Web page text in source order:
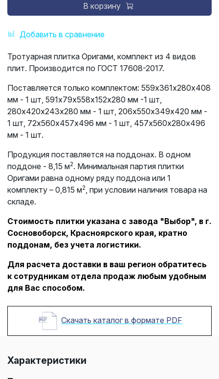
Добавить в сравнение
В корзину
Тротуарная плитка Оригами, комплект из 4 видов
плит. Производится по ГОСТ 17608-2017.
Поставляется только комплектом: 559х361х280х408
мм - 1 шт, 591х79х558х152х280 мм -1 шт,
280х420х243х280 мм - 1 шт, 206х550х349х420 мм -
1 шт, 72х560х457х496 мм - 1 шт, 457х560х280х496
мм - 1 шт.
Продукция поставляется на поддонах. В одном
поддоне - 8,15 м2. Минимальная партия плитки
Оригами равна одному ряду поддона или 1
комплекту – 0,815 м2 , при условии наличия товара на
складе.
Стоимость плитки указана с завода "Выбор", в г.
Сосновоборск, Красноярского края, кратно
поддонам, без учета логистики.
Для расчета доставки в ваш регион обратитесь
к сотрудникам отдела продаж любым удобным
для Вас способом.
Скачать каталог в формате PDF
Характеристики